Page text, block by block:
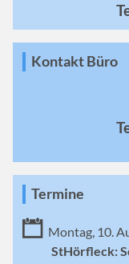
Kontakt Büro
Termine
Montag, 10.
StHörfleck: